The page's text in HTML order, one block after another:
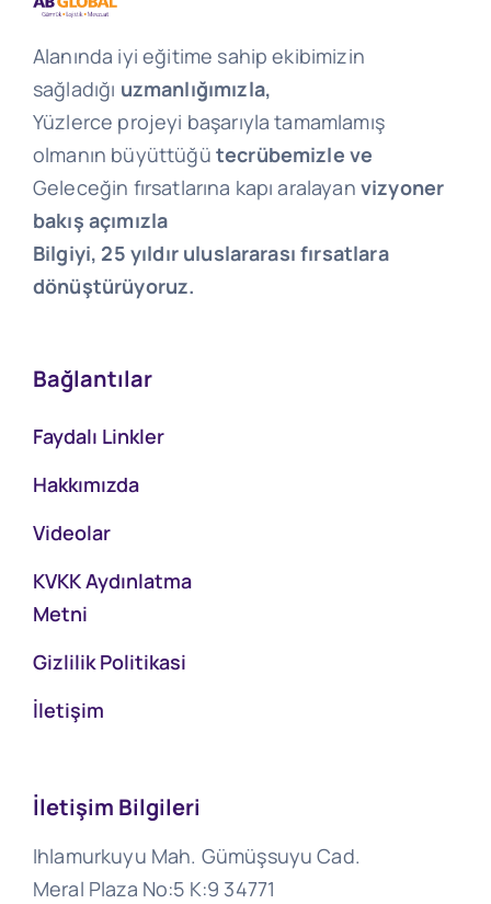
Alanında iyi eğitime sahip ekibimizin
sağladığı uzmanlığımızla,
Yüzlerce projeyi başarıyla tamamlamış
olmanın büyüttüğü tecrübemizle ve
Geleceğin fırsatlarına kapı aralayan vizyoner
bakış açımızla
Bilgiyi, 25 yıldır uluslararası fırsatlara
dönüştürüyoruz.
Bağlantılar
Faydalı Linkler
Hakkımızda
Videolar
KVKK Aydınlatma
Metni
Gizlilik Politikasi
İletişim
İletişim Bilgileri
Ihlamurkuyu Mah. Gümüşsuyu Cad.
Meral Plaza No:5 K:9 34771